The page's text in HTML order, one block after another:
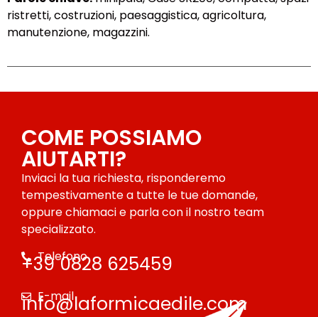
ristretti, costruzioni, paesaggistica, agricoltura,
manutenzione, magazzini.
COME POSSIAMO
AIUTARTI?
Inviaci la tua richiesta, risponderemo
tempestivamente a tutte le tue domande,
oppure chiamaci e parla con il nostro team
specializzato.
Telefono
+39 0828 625459
E-mail
info@laformicaedile.com